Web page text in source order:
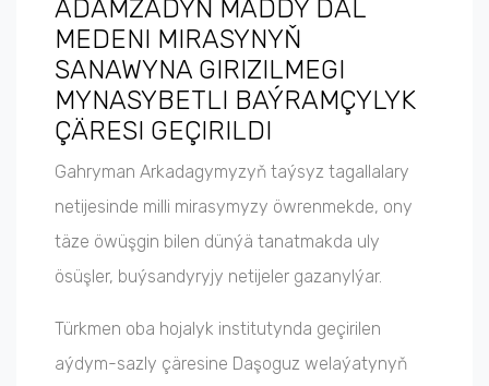
ADAMZADYŇ MADDY DÄL
MEDENI MIRASYNYŇ
SANAWYNA GIRIZILMEGI
MYNASYBETLI BAÝRAMÇYLYK
ÇÄRESI GEÇIRILDI
Gahryman Arkadagymyzyň taýsyz tagallalary
netijesinde milli mirasymyzy öwrenmekde, ony
täze öwüşgin bilen dünýä tanatmakda uly
ösüşler, buýsandyryjy netijeler gazanylýar.
Türkmen oba hojalyk institutynda geçirilen
aýdym-sazly çäresine Daşoguz welaýatynyň